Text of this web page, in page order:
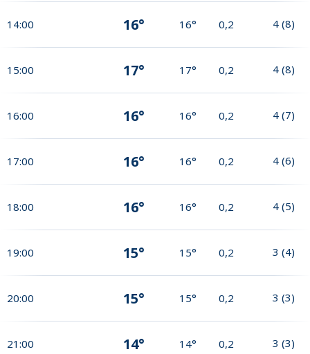
14:00 16° 16° 0,2 4 (8)
15:00 17° 17° 0,2 4 (8)
16:00 16° 16° 0,2 4 (7)
17:00 16° 16° 0,2 4 (6)
18:00 16° 16° 0,2 4 (5)
19:00 15° 15° 0,2 3 (4)
20:00 15° 15° 0,2 3 (3)
21:00 14° 14° 0,2 3 (3)